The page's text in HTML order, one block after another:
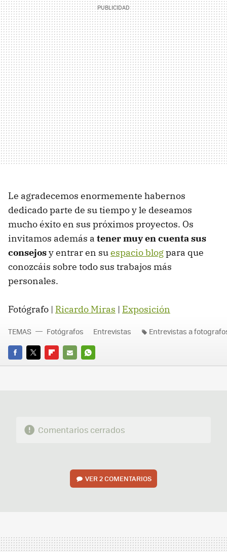
Le agradecemos enormemente habernos
dedicado parte de su tiempo y le deseamos
mucho éxito en sus próximos proyectos. Os
invitamos además a tener muy en cuenta sus
consejosy entrar en suespacio blogpara que
conozcáis sobre todo sus trabajos más
personales.
Fotógrafo | Ricardo Miras | Exposición
FACEBOOK
TWITTERFLIPBOARD
E-
WHATSAPP
TEMAS Fotógrafos Entrevistas Entrevistas a
Comentarios cerrados
VER2 COMENTARIOS